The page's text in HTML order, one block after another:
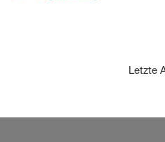
Letzte